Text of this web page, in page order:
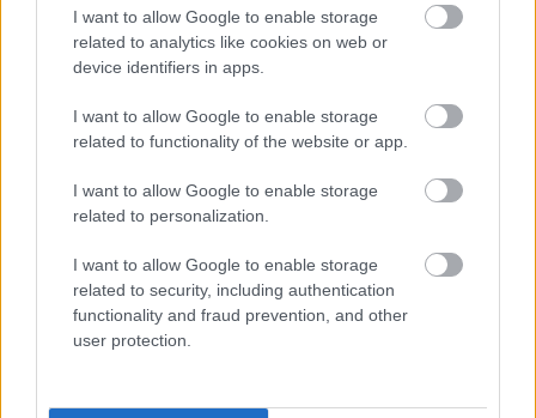
I want to allow Google to enable storage
related to analytics like cookies on web or
device identifiers in apps.
I want to allow Google to enable storage
related to functionality of the website or app.
I want to allow Google to enable storage
related to personalization.
I want to allow Google to enable storage
related to security, including authentication
functionality and fraud prevention, and other
user protection.
6. Περιορίστε το άγχος όσο τον
δυνατόν περισσότερο
ψυχραιμία και η αποβολή του άγχους
κατά τη
διάρκεια της συνέντευξης είναι απαραίτητες
οποίοι δεν μπορούν να το πετύχουν με την ίδια
Μερικές ώρες πριν την συνέντευξη ένας
υποψήφιος μπορεί να εφαρμόσει τα παρακάτω